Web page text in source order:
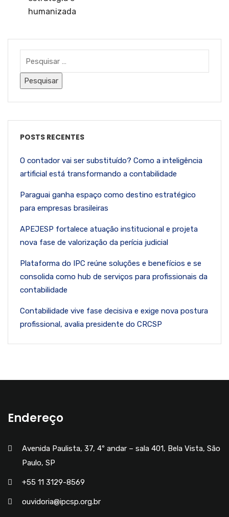
humanizada
POSTS RECENTES
O contador vai ser substituído? Como a inteligência
artificial está transformando a contabilidade
Paraguai ganha espaço como destino estratégico
para empresas brasileiras
APEJESP fortalece atuação institucional e projeta
nova fase de valorização da perícia judicial
Plataforma do IPC reúne soluções e benefícios e se
consolida como hub de serviços para profissionais da
contabilidade
Contabilidade vive fase decisiva e exige nova postura
profissional, avalia presidente do CRCSP
Endereço
Avenida Paulista, 37, 4º andar – sala 401, Bela Vista, São
Paulo, SP
+55 11 3129-8569
ouvidoria@ipcsp.org.br